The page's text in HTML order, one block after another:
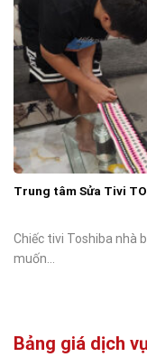
Trung tâm Sửa Tivi
Chiếc tivi Toshiba nhà
muốn...
Bảng giá dịch